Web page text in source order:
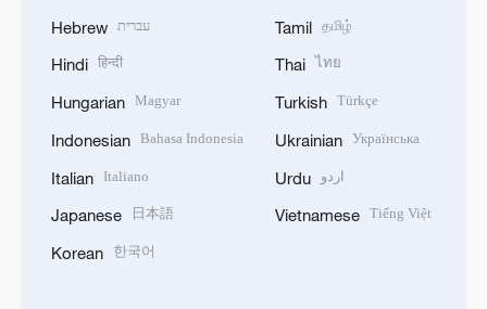
Hebrew עברית
Hindi हिन्दी
Hungarian Magyar
Indonesian Bahasa Indonesia
Italian Italiano
Japanese 日本語
Korean 한국어
Tamil தமிழ்
Thai ไทย
Turkish Türkçe
Ukrainian Українська
Urdu اردو
Vietnamese Tiếng Việt